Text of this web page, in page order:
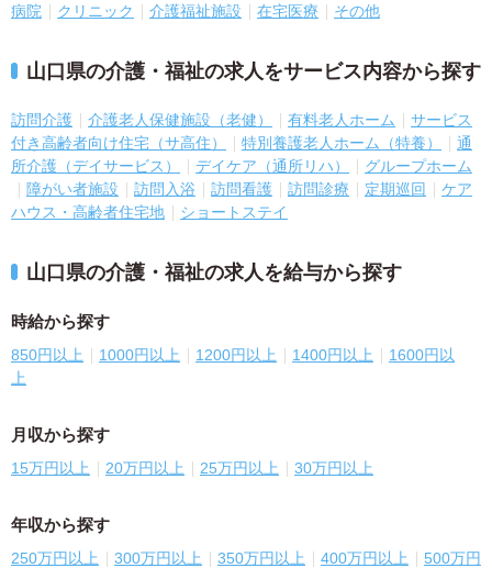
病院 クリニック 介護福祉施設 在宅医療 その他
山口県の介護・福祉の求人をサービス内容から探す
訪問介護 介護老人保健施設（老健） 有料老人ホーム
サービス
付き高齢者向け住宅（サ高住）
特別養護老人ホーム（特養）
通
所介護（デイサービス）
デイケア（通所リハ）
グループホーム
障がい者施設
訪問入浴 訪問看護 訪問診療 定期巡回
ケア
ハウス・高齢者住宅地
ショートステイ
山口県の介護・福祉の求人を給与から探す
時給から探す
850円以上 1000円以上 1200円以上 1400円以上
1600円以
上
月収から探す
15万円以上 20万円以上 25万円以上 30万円以上
年収から探す
250万円以上 300万円以上 350万円以上 400万円以上
500万円